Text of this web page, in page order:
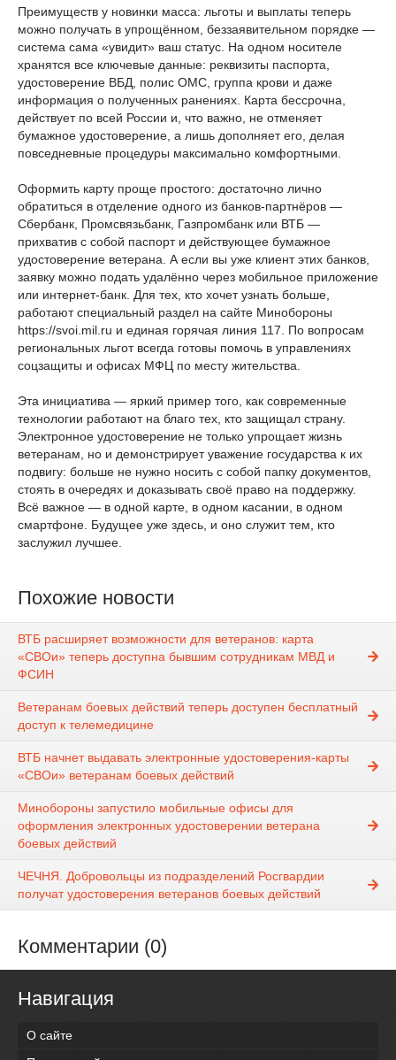
Преимуществ у новинки масса: льготы и выплаты теперь
можно получать в упрощённом, беззаявительном порядке —
система сама «увидит» ваш статус. На одном носителе
хранятся все ключевые данные: реквизиты паспорта,
удостоверение ВБД, полис ОМС, группа крови и даже
информация о полученных ранениях. Карта бессрочна,
действует по всей России и, что важно, не отменяет
бумажное удостоверение, а лишь дополняет его, делая
повседневные процедуры максимально комфортными.
Оформить карту проще простого: достаточно лично
обратиться в отделение одного из банков-партнёров —
Сбербанк, Промсвязьбанк, Газпромбанк или ВТБ —
прихватив с собой паспорт и действующее бумажное
удостоверение ветерана. А если вы уже клиент этих банков,
заявку можно подать удалённо через мобильное приложение
или интернет-банк. Для тех, кто хочет узнать больше,
работают специальный раздел на сайте Минобороны
https://svoi.mil.ru и единая горячая линия 117. По вопросам
региональных льгот всегда готовы помочь в управлениях
соцзащиты и офисах МФЦ по месту жительства.
Эта инициатива — яркий пример того, как современные
технологии работают на благо тех, кто защищал страну.
Электронное удостоверение не только упрощает жизнь
ветеранам, но и демонстрирует уважение государства к их
подвигу: больше не нужно носить с собой папку документов,
стоять в очередях и доказывать своё право на поддержку.
Всё важное — в одной карте, в одном касании, в одном
смартфоне. Будущее уже здесь, и оно служит тем, кто
заслужил лучшее.
Похожие новости
ВТБ расширяет возможности для ветеранов: карта
«СВОи» теперь доступна бывшим сотрудникам МВД и
ФСИН
Ветеранам боевых действий теперь доступен бесплатный
доступ к телемедицине
ВТБ начнет выдавать электронные удостоверения-карты
«СВОи» ветеранам боевых действий
Минобороны запустило мобильные офисы для
оформления электронных удостоверении ветерана
боевых действий
ЧЕЧНЯ. Добровольцы из подразделений Росгвардии
получат удостоверения ветеранов боевых действий
Комментарии (0)
Навигация
О сайте